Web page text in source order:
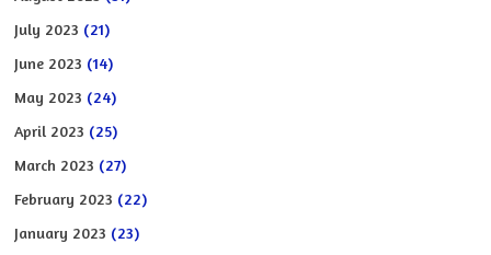
July 2023 (21)
June 2023 (14)
May 2023 (24)
April 2023 (25)
March 2023 (27)
February 2023 (22)
January 2023 (23)